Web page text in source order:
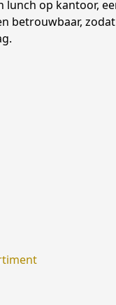
op kantoor,
betrouwbaar,